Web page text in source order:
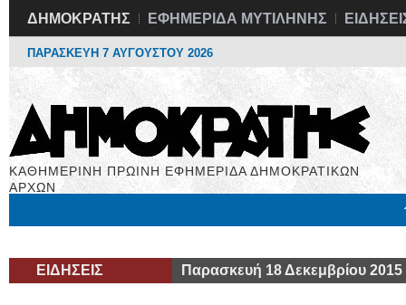
ΔΗΜΟΚΡΑΤΗΣ ΕΦΗΜΕΡΙΔΑ ΜΥΤΙΛΗΝΗΣ
ΠΑΡΑΣΚΕΥΗ 7 ΑΥΓΟΥΣΤΟΥ 2026
ΚΑΘΗΜΕΡΙΝΗ ΠΡΩΙΝΗ ΕΦΗΜΕΡΙΔΑ ΔΗΜΟΚΡΑΤΙΚΩΝ
ΑΡΧΩΝ
ΕΙΔΗΣΕΙΣ Παρασκευή 18 Δεκεμβρίου 2015